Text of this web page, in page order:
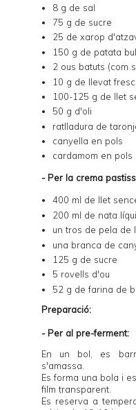
8 g de sal
75 g de sucre
25 de xarop
150 g de patata
2 ous batuts (com
10 g de llevat
100-125 g de llet
50 g d'oli
ratlladura de
canyella en pols
cardamom en pols
- Per la crema
400 ml de llet
200 ml de nata
un tros de pela de
una branca de
125 g de sucre
5 rovells d'ou
52 g de farina de
Preparació:
- Per al pre-ferment:
En un bol, es
s'amassa.
Es forma una bola i
film transparent.
Es reserva a